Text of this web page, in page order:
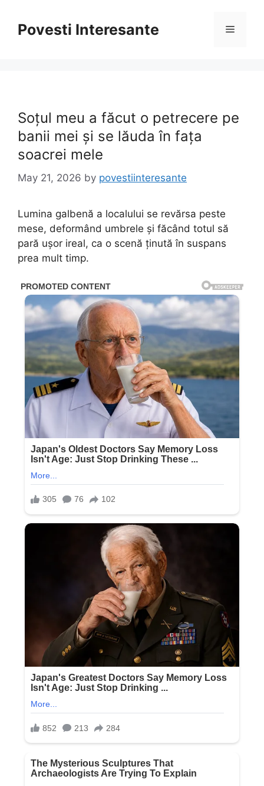
contentPovesti Interesante Menu
Soțul meu a făcut o petrecere pe
banii mei și se lăuda în fața
soacrei mele
May 21, 2026 by povestiinteresante
Lumina galbenă a localului se revărsa peste
mese, deformând umbrele și făcând totul să
pară ușor ireal, ca o scenă ținută în suspans
prea mult timp.